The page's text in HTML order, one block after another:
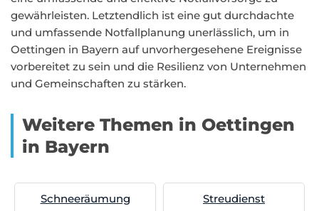
gewährleisten. Letztendlich ist eine gut durchdachte
und umfassende Notfallplanung unerlässlich, um in
Oettingen in Bayern auf unvorhergesehene Ereignisse
vorbereitet zu sein und die Resilienz von Unternehmen
und Gemeinschaften zu stärken.
Weitere Themen in Oettingen
in Bayern
Schneeräumung Streudienst